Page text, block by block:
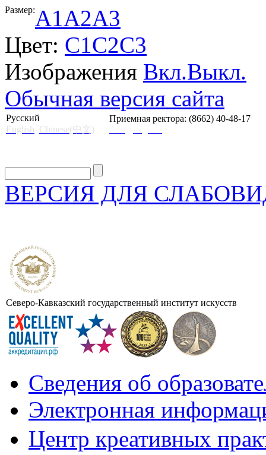
Размер:A1A2A3
Цвет: C1C2C3
Изображения Вкл.Выкл.
Обычная версия сайта
Русский
English Chinese(中文)
Приемная ректора: (8662) 40-48-17
ВЕРСИЯ ДЛЯ
Северо-Кавказский государственный институт искусств
Сведения об
Электронная
Центр креативных